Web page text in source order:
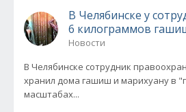
В Челябинске у
6 килограммов
Новости
В Челябинске сотрудник
хранил дома гашиш и марихуану в
масштабах...